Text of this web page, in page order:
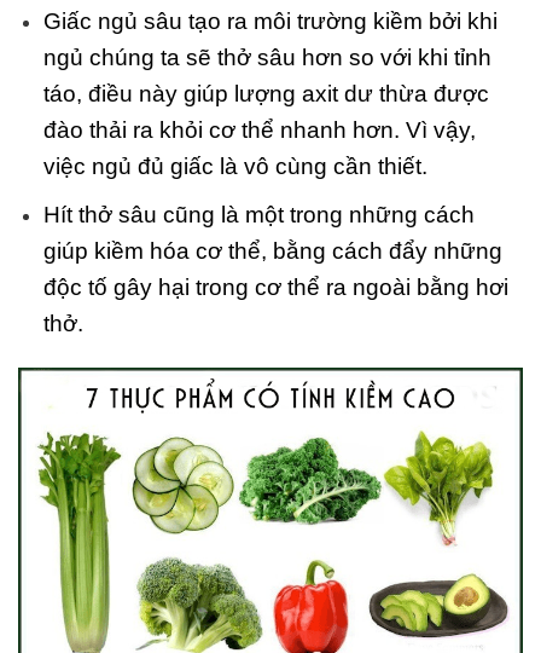
Giấc ngủ sâu tạo ra môi trường kiềm bởi khi
ngủ chúng ta sẽ thở sâu hơn so với khi tỉnh
táo, điều này giúp lượng axit dư thừa được
đào thải ra khỏi cơ thể nhanh hơn. Vì vậy,
việc ngủ đủ giấc là vô cùng cần thiết.
Hít thở sâu cũng là một trong những cách
giúp kiềm hóa cơ thể, bằng cách đẩy những
độc tố gây hại trong cơ thể ra ngoài bằng hơi
thở.